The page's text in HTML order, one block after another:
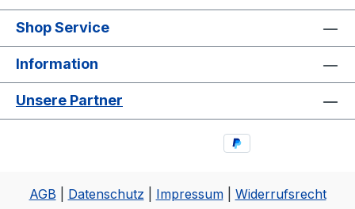
Shop Service
Information
Unsere Partner
AGB Datenschutz Impressum| Widerrufsrecht